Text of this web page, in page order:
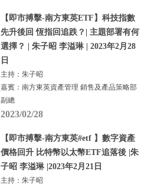
【即市搏擊-南方東英ETF】科技指數
先升後回 恆指回追跌？| 主題部署有何
選擇？ | 朱子昭 李溢琳 | 2023年2月28
日
主持：朱子昭
嘉賓：南方東英資產管理 銷售及產品策略部
副總
2023/02/28
【即市搏擊-南方東英#etf 】數字資產
價格回升 比特幣以太幣ETF追落後 |朱
子昭 李溢琳 |2023年2月21日
主持：朱子昭